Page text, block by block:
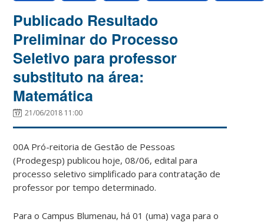
Publicado Resultado
Preliminar do Processo
Seletivo para professor
substituto na área:
Matemática
21/06/2018 11:00
00A Pró-reitoria de Gestão de Pessoas
(Prodegesp) publicou hoje, 08/06, edital para
processo seletivo simplificado para contratação de
professor por tempo determinado.
Para o Campus Blumenau, há 01 (uma) vaga para o